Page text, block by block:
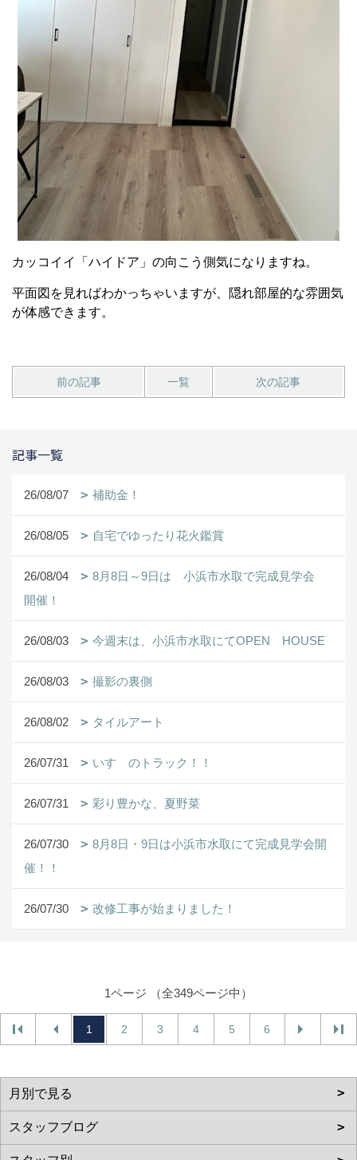
カッコイイ「ハイドア」の向こう側気になりますね。
平面図を見ればわかっちゃいますが、隠れ部屋的な雰囲気
が体感できます。
前の記事 一覧 次の記事
記事一覧
26/08/07 補助金！
26/08/05 自宅でゆったり花火鑑賞
26/08/04
8月8日～9日は 小浜市水取で完成見学会
開催！
26/08/03 今週末は、小浜市水取にてOPEN HOUSE
26/08/03 撮影の裏側
26/08/02 タイルアート
26/07/31 いすゞのトラック！！
26/07/31 彩り豊かな、夏野菜
26/07/30
8月8日・9日は小浜市水取にて完成見学会開
催！！
26/07/30 改修工事が始まりました！
1ページ （全349ページ中）
1 2 3 4 5 6